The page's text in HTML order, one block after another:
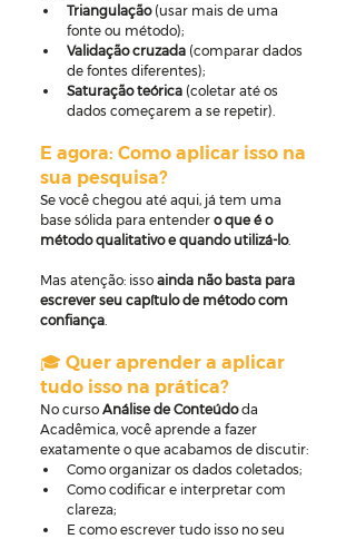
Triangulação (usar mais de uma
fonte ou método);
Validação cruzada (comparar dados
de fontes diferentes);
Saturação teórica (coletar até os
dados começarem a se repetir).
E agora: Como aplicar isso na
sua pesquisa?
Se você chegou até aqui, já tem uma
base sólida para entender o que é o
método qualitativo e quando utilizá-lo.
Mas atenção: isso ainda não basta para
escrever seu capítulo de método com
confiança
🎓 Quer aprender a aplicar
tudo isso na prática?
No curso Análise de Conteúdo da
Acadêmica, você aprende a fazer
exatamente o que acabamos de discutir:
Como organizar os dados coletados;
Como codificar e interpretar com
clareza;
E como escrever tudo isso no seu